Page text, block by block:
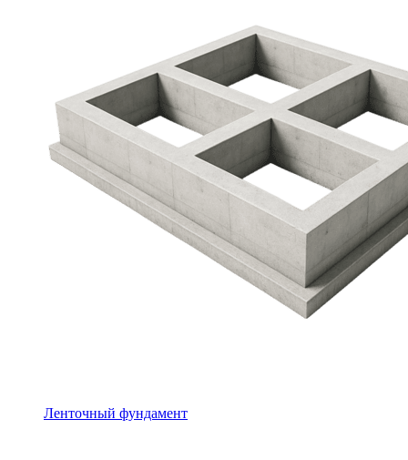
Ленточный фундамент